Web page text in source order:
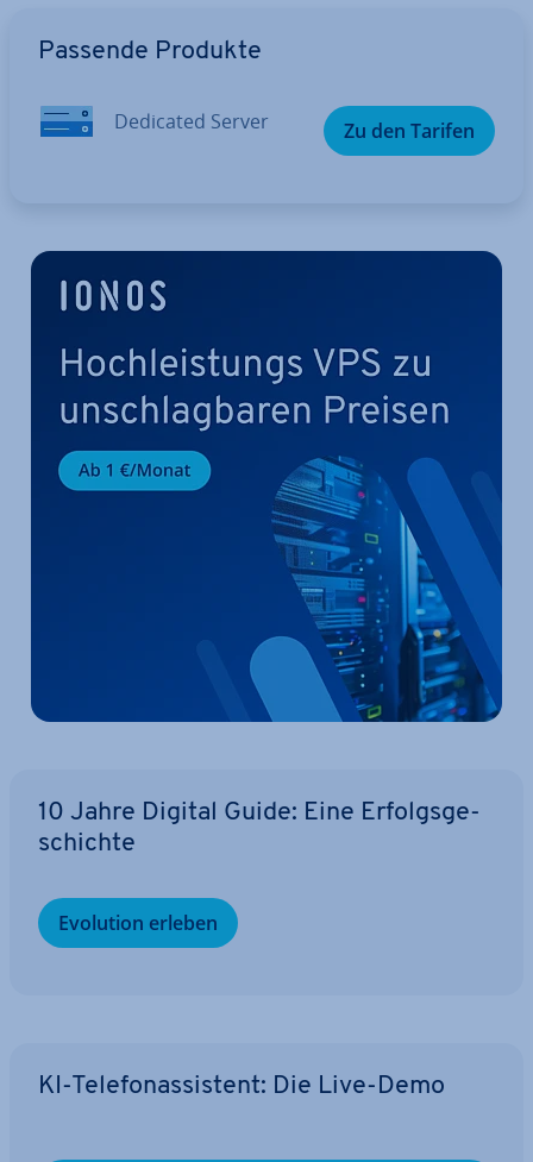
Passende Produkte
Dedicated Server Zu den Tarifen
10 Jahre Digital Guide: Eine Er­folgs­ge­
schich­te
Evolution erleben
KI-Te­le­fon­as­sis­tent: Die Live-Demo